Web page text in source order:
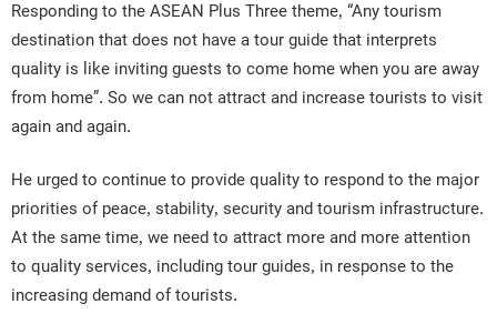
Responding to the ASEAN Plus Three theme, “Any tourism
destination that does not have a tour guide that interprets
quality is like inviting guests to come home when you are away
from home”. So we can not attract and increase tourists to visit
again and again.
He urged to continue to provide quality to respond to the major
priorities of peace, stability, security and tourism infrastructure.
At the same time, we need to attract more and more attention
to quality services, including tour guides, in response to the
increasing demand of tourists.